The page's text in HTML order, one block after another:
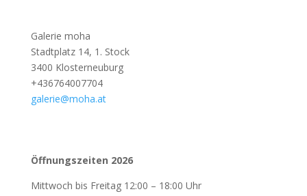
Galerie moha
Stadtplatz 14, 1. Stock
3400 Klosterneuburg
+436764007704
galerie@moha.at
Öffnungszeiten 2026
Mittwoch bis Freitag 12:00 – 18:00 Uhr